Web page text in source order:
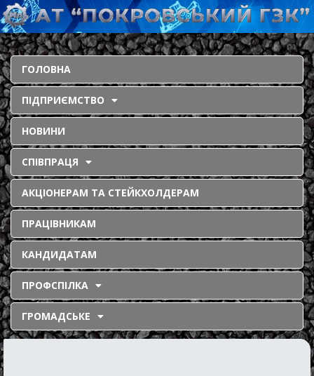
ГОЛОВНА
ПІДПРИЄМСТВО
НОВИНИ
СПІВПРАЦЯ
АКЦІОНЕРАМ ТА СТЕЙКХОЛДЕРАМ
ПРАЦІВНИКАМ
КАНДИДАТАМ
ПРОФСПІЛКА
ГРОМАДСЬКЕ